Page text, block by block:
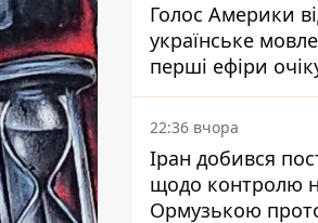
Голос Америки
українське
перші ефіри
наступного
22:36 вчора
Іран добився
щодо контролю
Ормузькою